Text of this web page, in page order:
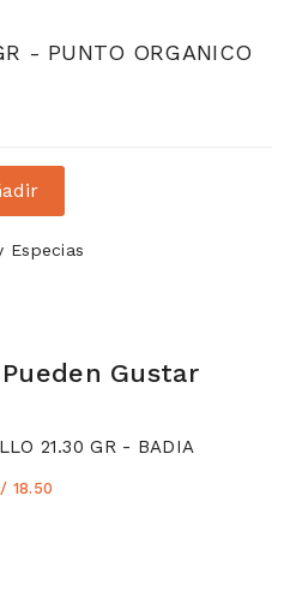
- PUNTO ORGANICO
Especias
Gustar
21.30 GR - BADIA
18.50